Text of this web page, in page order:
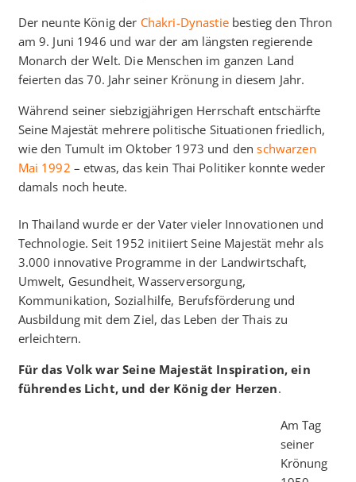
Der neunte König der Chakri-Dynastiebestieg den Thron
am 9. Juni 1946 und war der am längsten regierende
Monarch der Welt. Die Menschen im ganzen Land
feierten das 70. Jahr seiner Krönung in diesem Jahr.
Während seiner siebzigjährigen Herrschaft entschärfte
Seine Majestät mehrere politische Situationen friedlich,
wie den Tumult im Oktober 1973 und denschwarzen
Mai 1992 – etwas, das kein Thai Politiker konnte weder
damals noch heute.
In Thailand wurde er der Vater vieler Innovationen und
Technologie. Seit 1952 initiiert Seine Majestät mehr als
3.000 innovative Programme in der Landwirtschaft,
Umwelt, Gesundheit, Wasserversorgung,
Kommunikation, Sozialhilfe, Berufsförderung und
Ausbildung mit dem Ziel, das Leben der Thais zu
erleichtern.
Für das Volk war Seine Majestät Inspiration, ein
führendes Licht, und der König der Herzen.
Am Tag
seiner
Krönung